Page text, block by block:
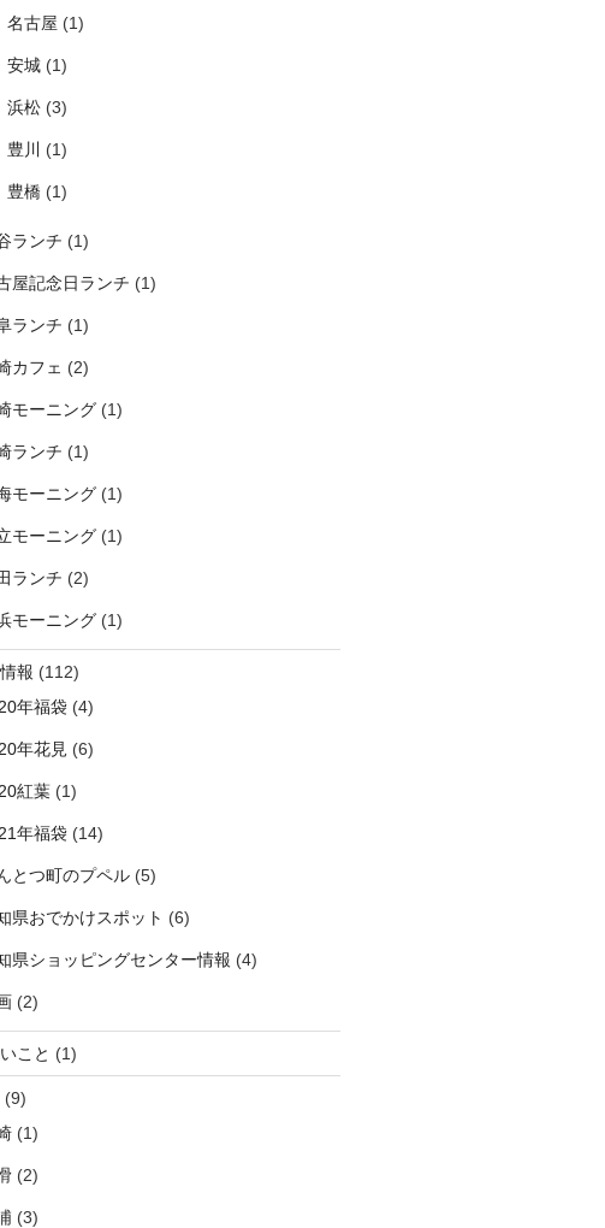
名古屋 (1)
安城(1)
浜松(3)
豊川 (1)
豊橋(1)
ランチ (1)
屋記念日ランチ (1)
ランチ (1)
カフェ (2)
モーニング(1)
ランチ (1)
モーニング(1)
モーニング(1)
ランチ (2)
モーニング(1)
報 (112)
年福袋(4)
年花見 (6)
紅葉(1)
年福袋(14)
とつ町のプペル(5)
県おでかけスポット (6)
県ショッピングセンター情報 (4)
(2)
こと (1)
(9)
(1)
(2)
(3)